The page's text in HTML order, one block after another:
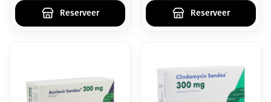
Reserveer Reserveer